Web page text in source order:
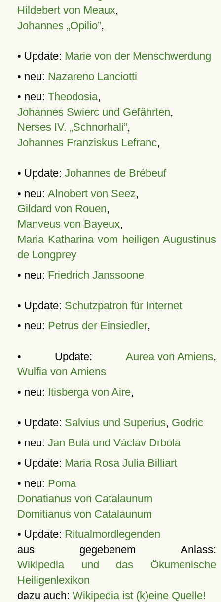
Hildebert von Meaux,
Johannes „Opilio”,
• Update: Marie von der Menschwerdung
• neu: Nazareno Lanciotti
• neu: Theodosia,
Johannes Swierc und Gefährten,
Nerses IV. „Schnorhali”,
Johannes Franziskus Lefranc,
• Update: Johannes de Brébeuf
• neu: Alnobert von Seez,
Gildard von Rouen,
Manveus von Bayeux,
Maria Katharina vom heiligen Augustinus
de Longprey
• neu: Friedrich Janssoone
• Update: Schutzpatron für Internet
• neu: Petrus der Einsiedler,
• Update: Aurea von Amiens,
Wulfia von Amiens
• neu: Itisberga von Aire,
• Update: Salvius und Superius, Godric
• neu: Jan Bula und Václav Drbola
• Update: Maria Rosa Julia Billiart
• neu: Poma
Donatianus von Catalaunum
Domitianus von Catalaunum
• Update: Ritualmordlegenden
aus gegebenem Anlass:
Wikipedia und das Ökumenische
Heiligenlexikon
dazu auch: Wikipedia ist (k)eine Quelle!